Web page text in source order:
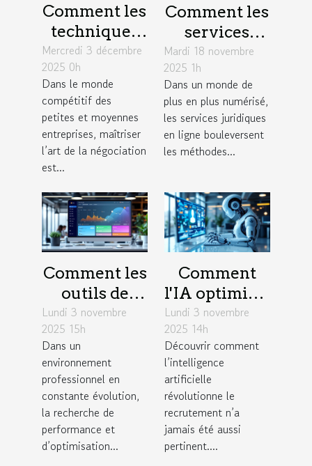
Comment les
techniques
de
négociation
influencent-
elles le
succès des
PME ?
Mercredi 3 décembre
2025 0h
Dans le monde
compétitif des
petites et moyennes
entreprises, maîtriser
l’art de la négociation
est...
Comment les
services
juridiques en
ligne
modernisent-
ils l'accès à la
justice ?
Mardi 18 novembre
2025 1h
Dans un monde de
plus en plus numérisé,
les services juridiques
en ligne bouleversent
les méthodes...
Comment les
outils de
gestion de
projet
favorisent
l'efficacité en
entreprise ?
Lundi 3 novembre
2025 15h
Dans un
environnement
professionnel en
constante évolution,
la recherche de
performance et
d’optimisation...
Comment
l'IA optimise-
t-elle les
stratégies de
recrutement
Lundi 3 novembre
2025 14h
Découvrir comment
l’intelligence
artificielle
révolutionne le
recrutement n’a
jamais été aussi
pertinent....